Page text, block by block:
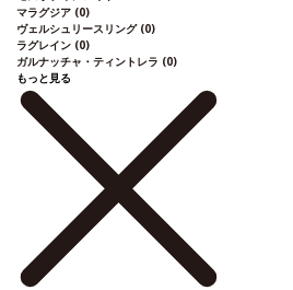
マラグジア (0)
ヴェルシュリースリング (0)
ラグレイン (0)
ガルナッチャ・ティントレラ (0)
もっと見る